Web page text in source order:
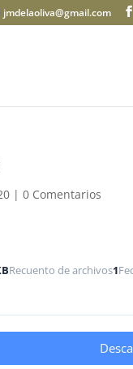
jmdelaoliva@gmail.com
|0 Comentarios
Recuento de archivos1